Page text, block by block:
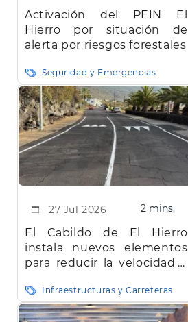
Activación del PEIN El
Hierro por situación de
alerta por riesgos forestales
Seguridad y Emergencias
27 Jul 2026 2 mins.
El Cabildo de El Hierro
instala nuevos elementos
para reducir la velocidad y
la red insular
Infraestructuras y Carreteras